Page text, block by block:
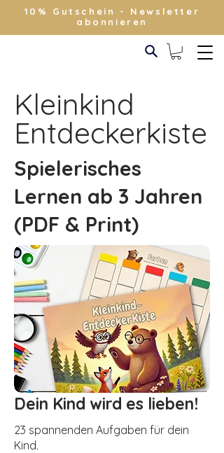
10% Gutschein - Newsletter
abonnieren
Kleinkind
Entdeckerkiste
Spielerisches
Lernen ab 3 Jahren
(PDF & Print)
Dein Kind wird es lieben!
23 spannenden Aufgaben für dein
Kind.